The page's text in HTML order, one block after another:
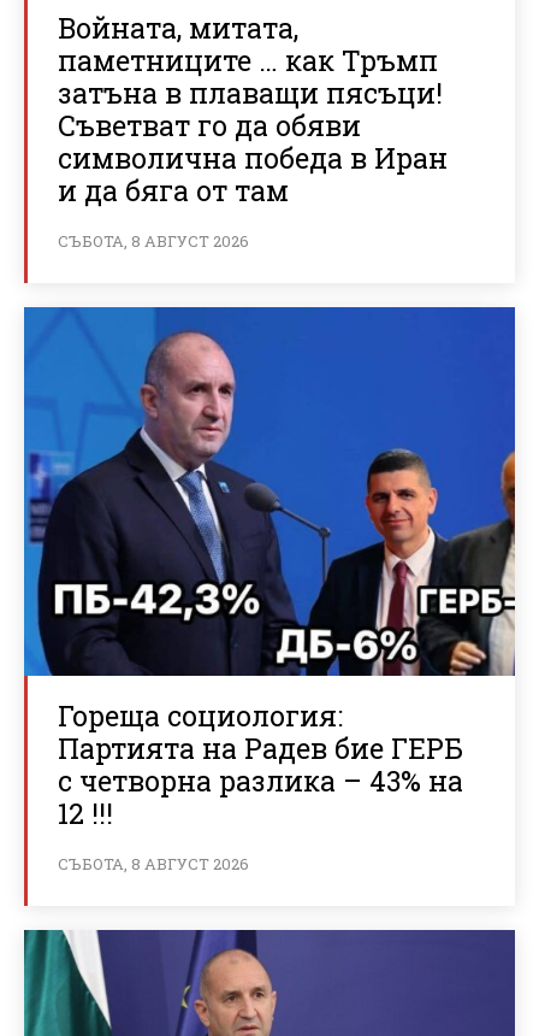
Войната, митата,
паметниците … как Тръмп
затъна в плаващи пясъци!
Съветват го да обяви
символична победа в Иран
и да бяга от там
СЪБОТА, 8 АВГУСТ 2026
Гореща социология:
Партията на Радев бие ГЕРБ
с четворна разлика – 43% на
12 !!!
СЪБОТА, 8 АВГУСТ 2026